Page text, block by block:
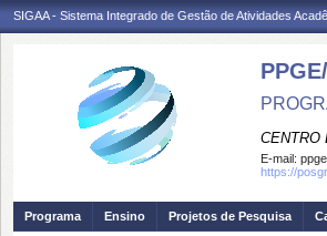
SIGAA - Sistema Integrado de Gestão de Atividades
CENTRO
E-mail:
https://
Programa Ensino Projetos de Pesquisa